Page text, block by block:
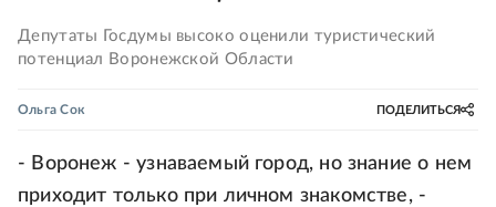
Депутаты Госдумы высоко оценили туристический
потенциал Воронежской Области
Ольга Сок ПОДЕЛИТЬСЯ
- Воронеж - узнаваемый город, но знание о нем
приходит только при личном знакомстве, -